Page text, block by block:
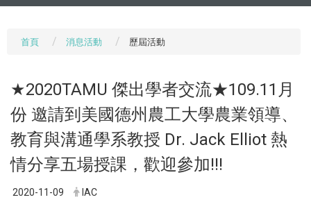
首頁 消息活動 歷屆活動
★2020TAMU 傑出學者交流★109.11月
份 邀請到美國德州農工大學農業領導、
教育與溝通學系教授 Dr. Jack Elliot 熱
情分享五場授課，歡迎參加!!!
2020-11-09 IAC